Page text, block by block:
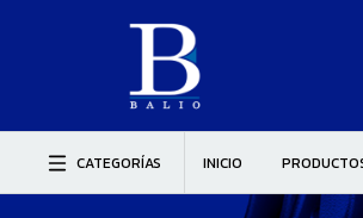
CATEGORÍAS INICIO